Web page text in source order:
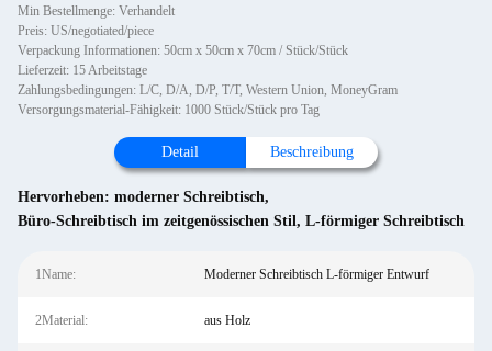
Min Bestellmenge: Verhandelt
Preis: US/negotiated/piece
Verpackung Informationen: 50cm x 50cm x 70cm / Stück/Stück
Lieferzeit: 15 Arbeitstage
Zahlungsbedingungen: L/C, D/A, D/P, T/T, Western Union, MoneyGram
Versorgungsmaterial-Fähigkeit: 1000 Stück/Stück pro Tag
Detail Beschreibung
Hervorheben: moderner Schreibtisch,
Büro-Schreibtisch im zeitgenössischen Stil, L-förmiger Schreibtisch
1Name: Moderner Schreibtisch L-förmiger Entwurf
2Material: aus Holz